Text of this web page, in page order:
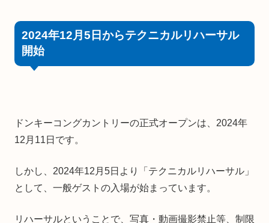
2024年12月5日からテクニカルリハーサル
開始
ドンキーコングカントリーの正式オープンは、2024年
12月11日です。
しかし、2024年12月5日より「テクニカルリハーサル」
として、一般ゲストの入場が始まっています。
リハーサルということで、写真・動画撮影禁止等、制限